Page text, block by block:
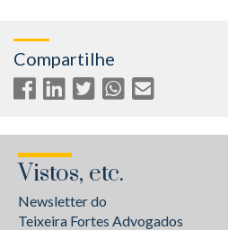
Compartilhe
Vistos, etc.
Newsletter do
Teixeira Fortes Advogados